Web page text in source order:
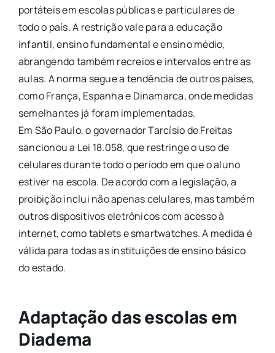
portáteis em escolas públicas e particulares de
todo o país. A restrição vale para a educação
infantil, ensino fundamental e ensino médio,
abrangendo também recreios e intervalos entre as
aulas. A norma segue a tendência de outros países,
como França, Espanha e Dinamarca, onde medidas
semelhantes já foram implementadas.
Em São Paulo, o governador Tarcísio de Freitas
sancionou a Lei 18.058, que restringe o uso de
celulares durante todo o período em que o aluno
estiver na escola. De acordo com a legislação, a
proibição inclui não apenas celulares, mas também
outros dispositivos eletrônicos com acesso à
internet, como tablets e smartwatches. A medida é
válida para todas as instituições de ensino básico
do estado.
Adaptação das escolas em
Diadema